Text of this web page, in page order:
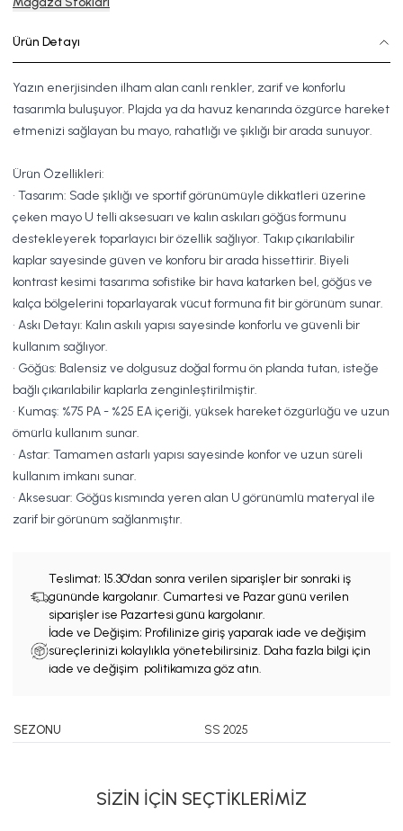
Ürün Detayı
Yazın enerjisinden ilham alan canlı renkler, zarif ve konforlu
tasarımla buluşuyor. Plajda ya da havuz kenarında özgürce hareket
etmenizi sağlayan bu mayo, rahatlığı ve şıklığı bir arada sunuyor.
Ürün Özellikleri:
• Tasarım: Sade şıklığı ve sportif görünümüyle dikkatleri üzerine
çeken mayo U telli aksesuarı ve kalın askıları göğüs formunu
destekleyerek toparlayıcı bir özellik sağlıyor. Takıp çıkarılabilir
kaplar sayesinde güven ve konforu bir arada hissettirir. Biyeli
kontrast kesimi tasarıma sofistike bir hava katarken bel, göğüs ve
kalça bölgelerini toparlayarak vücut formuna fit bir görünüm sunar.
• Askı Detayı: Kalın askılı yapısı sayesinde konforlu ve güvenli bir
kullanım sağlıyor.
• Göğüs: Balensiz ve dolgusuz doğal formu ön planda tutan, isteğe
bağlı çıkarılabilir kaplarla zenginleştirilmiştir.
• Kumaş: %75 PA - %25 EA içeriği, yüksek hareket özgürlüğü ve uzun
ömürlü kullanım sunar.
• Astar: Tamamen astarlı yapısı sayesinde konfor ve uzun süreli
kullanım imkanı sunar.
• Aksesuar: Göğüs kısmında yeren alan U görünümlü materyal ile
zarif bir görünüm sağlanmıştır.
Teslimat; 15.30'dan sonra verilen siparişler bir sonraki iş
gününde kargolanır. Cumartesi ve Pazar günü verilen
siparişler ise Pazartesi günü kargolanır.
İade ve Değişim; Profilinize giriş yaparak iade ve değişim
süreçlerinizi kolaylıkla yönetebilirsiniz. Daha fazla bilgi için
iade ve değişim politikamıza göz atın.
SEZONU SS 2025
SİZİN İÇİN SEÇTİKLERİMİZ